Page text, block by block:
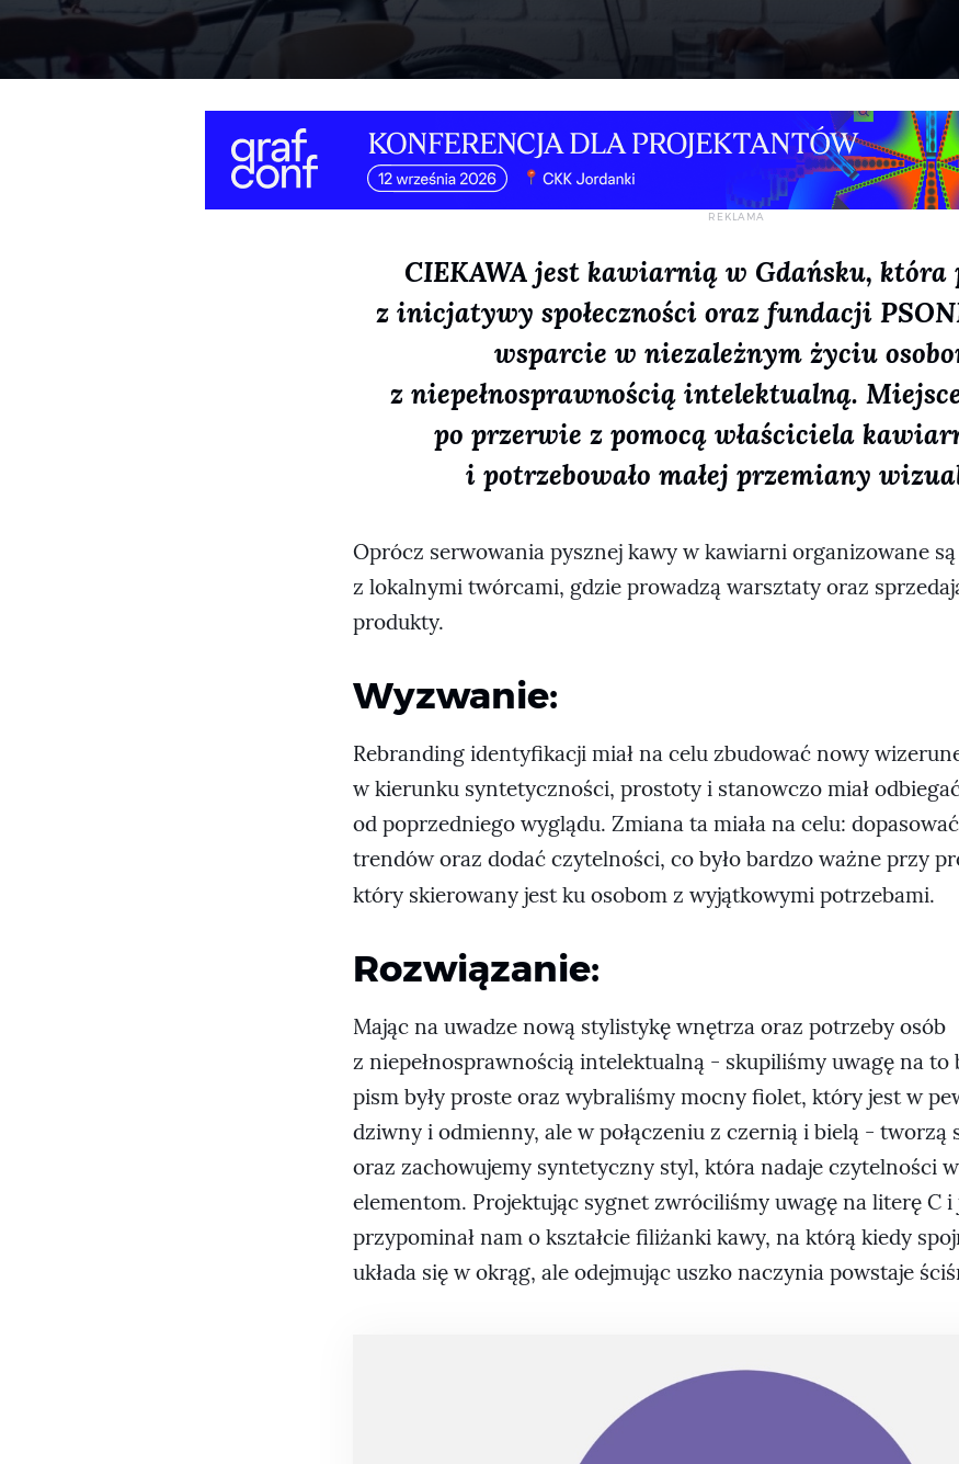
CIEKAWA jest kawiarnią w Gdańsku, która
z inicjatywy społeczności oraz fundacji
wsparcie w niezależnym życiu
z niepełnosprawnością intelektualną.
po przerwie z pomocą właściciela
i potrzebowało małej przemiany
Oprócz serwowania pysznej kawy w kawiarni organizowane są
z lokalnymi twórcami, gdzie prowadzą warsztaty oraz
produkty.
Wyzwanie:
Rebranding identyfikacji miał na celu zbudować nowy
w kierunku syntetyczności, prostoty i stanowczo miał
od poprzedniego wyglądu. Zmiana ta miała na celu:
trendów oraz dodać czytelności, co było bardzo ważne przy
który skierowany jest ku osobom z wyjątkowymi potrzebami.
Rozwiązanie:
Mając na uwadze nową stylistykę wnętrza oraz potrzeby osób
z niepełnosprawnością intelektualną - skupiliśmy uwagę na to
pism były proste oraz wybraliśmy mocny fiolet, który jest w
dziwny i odmienny, ale w połączeniu z czernią i bielą - tworzą
oraz zachowujemy syntetyczny styl, która nadaje czytelności
elementom. Projektując sygnet zwróciliśmy uwagę na literę C i
przypominał nam o kształcie filiżanki kawy, na którą kiedy
układa się w okrąg, ale odejmując uszko naczynia powstaje